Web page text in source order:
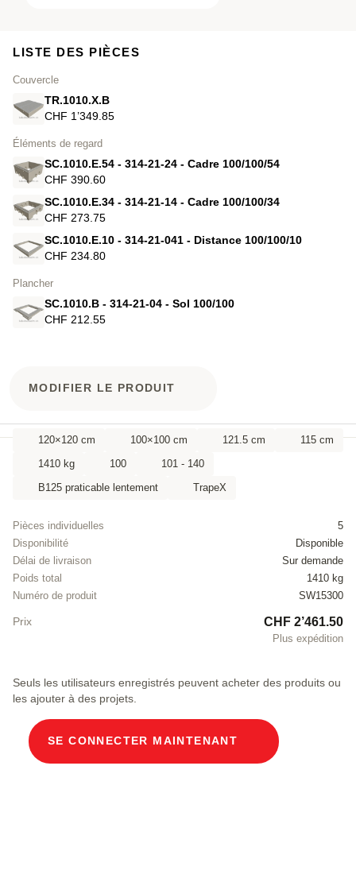
LISTE DES PIÈCES
Couvercle
TR.1010.X.B
CHF 1’349.85
Éléments de regard
SC.1010.E.54 - 314-21-24 - Cadre 100/100/54
CHF 390.60
SC.1010.E.34 - 314-21-14 - Cadre 100/100/34
CHF 273.75
SC.1010.E.10 - 314-21-041 - Distance 100/100/10
CHF 234.80
Plancher
SC.1010.B - 314-21-04 - Sol 100/100
CHF 212.55
MODIFIER LE PRODUIT
120×120 cm 100×100 cm 121.5 cm
115 cm
1410 kg
100
101 - 140
B125 praticable lentement
TrapeX
Pièces individuelles
5
Disponibilité
Disponible
Délai de livraison
Sur demande
Poids total
1410 kg
Numéro de produit
SW15300
Prix CHF 2’461.50
Plus expédition
Seuls les utilisateurs enregistrés peuvent acheter des produits ou
les ajouter à des projets.
SE CONNECTER MAINTENANT